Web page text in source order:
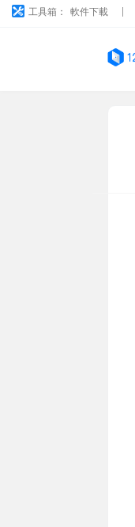
工具箱： 軟件下載